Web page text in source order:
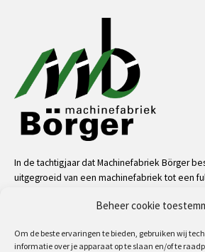
Beheer cookie
Om de beste ervaringen te bieden, gebruiken wij
informatie over je apparaat op te slaan en/of te
In de tachtigjaar dat Machinefabriek Börger
uitgegroeid van een machinefabriek tot een
bijna alle uitdagingen aan op het gebied van